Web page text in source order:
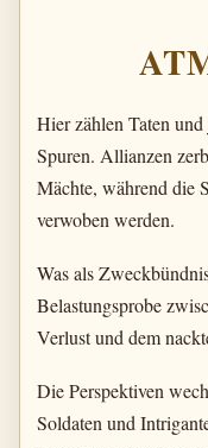
Hier zählen Taten
Spuren. Allianzen
Mächte, während die
verwoben werden.
Was als
Belastungsprobe
Verlust und dem
Die Perspektiven
Soldaten und